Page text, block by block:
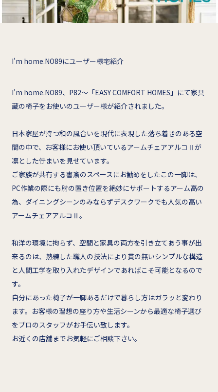
I'm home.NO89にユーザー様宅紹介
I'm home.NO89、P82～「EASY COMFORT HOMES」にて家具
蔵の椅子をお使いのユーザー様が紹介されました。
日本家屋が持つ和の風合いを現代に表現した落ち着きのある空
間の中で、お客様にお使い頂いているアームチェアアルコⅡが
凛とした佇まいを見せています。
ご家族が共有する書斎のスペースにお勧めをしたこの一脚は、
PC作業の際にも肘の置き位置を絶妙にサポートするアーム高の
為、ダイニングシーンのみならずデスクワークでも人気の高い
アームチェアアルコⅡ。
和洋の環境に拘らず、空間と家具の両方を引き立てあう事が出
来るのは、熟練した職人の技法により貫の無いシンプルな構造
と人間工学を取り入れたデザインであればこそ可能となるので
す。
自分にあった椅子が一脚あるだけで暮らし方はガラッと変わり
ます。お客様の理想の座り方や生活シーンから最適な椅子選び
をプロのスタッフがお手伝い致します。
お近くの店舗までお気軽にご相談下さい。